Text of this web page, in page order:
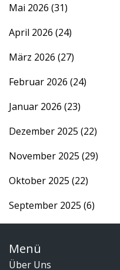
Mai 2026 (31)
April 2026 (24)
März 2026 (27)
Februar 2026 (24)
Januar 2026 (23)
Dezember 2025 (22)
November 2025 (29)
Oktober 2025 (22)
September 2025 (6)
Menü
Über Uns